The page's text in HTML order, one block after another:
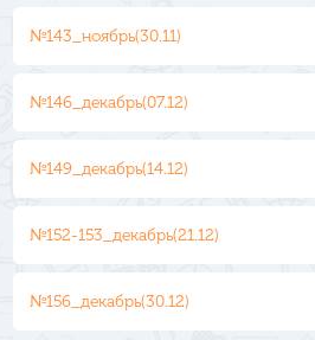
№143_ноябрь(30.11)
№146_декабрь(07.12)
№149_декабрь(14.12)
№152-153_декабрь(21.12)
№156_декабрь(30.12)